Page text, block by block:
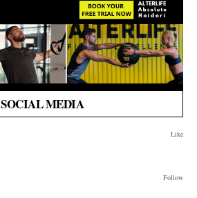
SOCIAL MEDIA
Like
Follow